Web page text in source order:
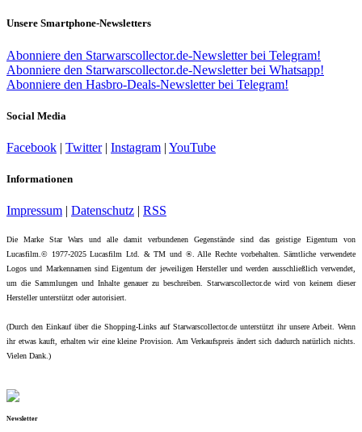
Unsere Smartphone-Newsletters
Abonniere den Starwarscollector.de-Newsletter bei Telegram!
Abonniere den Starwarscollector.de-Newsletter bei Whatsapp!
Abonniere den Hasbro-Deals-Newsletter bei Telegram!
Social Media
Facebook | Twitter| Instagram | YouTube
Informationen
Impressum | Datenschutz | RSS
Die Marke Star Wars und alle damit verbundenen Gegenstände sind das geistige Eigentum von
Lucasfilm.© 1977-2025 Lucasfilm Ltd. & TM und ®. Alle Rechte vorbehalten. Sämtliche verwendete
Logos und Markennamen sind Eigentum der jeweiligen Hersteller und werden ausschließlich verwendet,
um die Sammlungen und Inhalte genauer zu beschreiben. Starwarscollector.de wird von keinem dieser
Hersteller unterstützt oder autorisiert.
(Durch den Einkauf über die Shopping-Links auf Starwarscollector.de unterstützt ihr unsere Arbeit. Wenn
ihr etwas kauft, erhalten wir eine kleine Provision. Am Verkaufspreis ändert sich dadurch natürlich nichts.
Vielen Dank.)
Newsletter